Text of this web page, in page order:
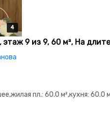
4
4
4
4
9 из 9, 60 м², На
пл.: 60.0 м²,кухня: 60.0